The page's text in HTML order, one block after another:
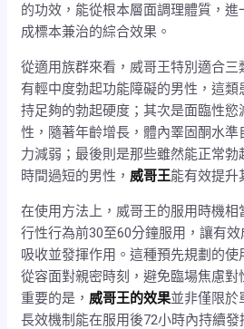
的功效，能從根本層面調理體質，
成標本兼治的綜合效果。
從適用族群來看，威哥王特別適合三
有輕中度勃起功能障礙的男性，這類
持足夠的勃起硬度；其次是面臨性慾
性，隨著年齡增長，體內睪固酮水準
力減弱；最後則是那些雖然能正常
時間過短的男性， 威哥王能有效提升
在使用方法上，威哥王的服用時機
行性行為前30至60分鐘服用，讓有
吸收並發揮作用。這種預先規劃的
從容面對親密時刻，避免臨場焦慮對
重要的是， 威哥王的效果並非僅限於
長效機制能在服用後72小時內持續